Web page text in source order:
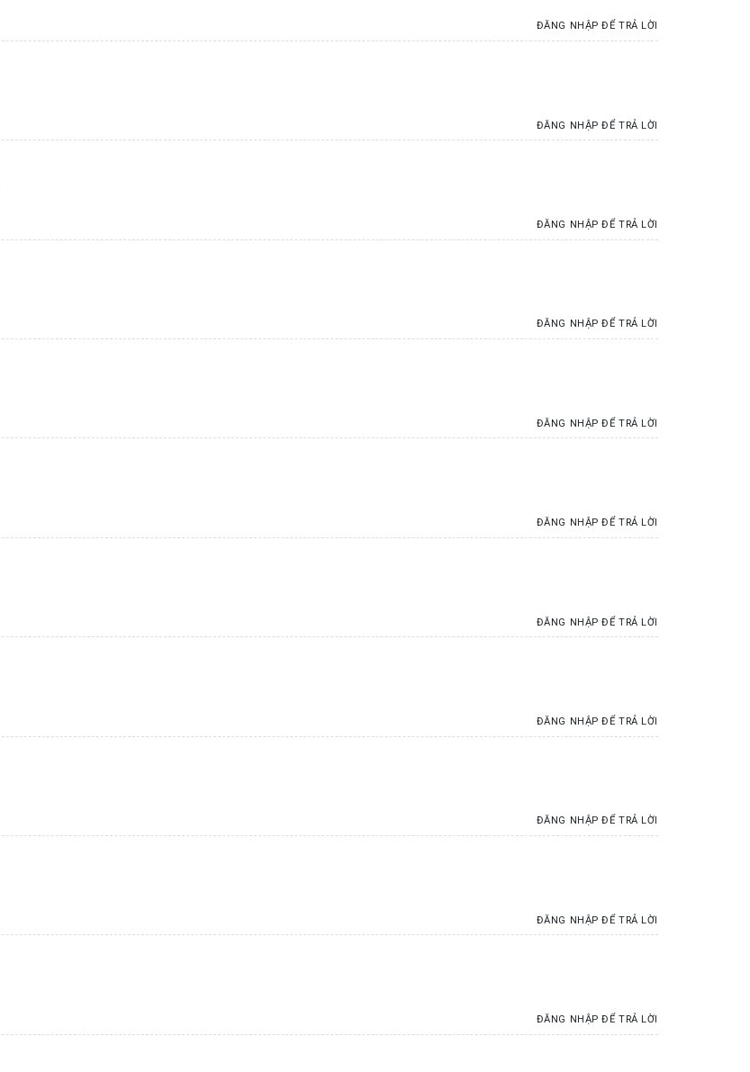
ĐĂNG NHẬP ĐỂ TRẢ LỜI
ĐĂNG NHẬP ĐỂ TRẢ LỜI
ĐĂNG NHẬP ĐỂ TRẢ LỜI
ĐĂNG NHẬP ĐỂ TRẢ LỜI
ĐĂNG NHẬP ĐỂ TRẢ LỜI
ĐĂNG NHẬP ĐỂ TRẢ LỜI
ĐĂNG NHẬP ĐỂ TRẢ LỜI
ĐĂNG NHẬP ĐỂ TRẢ LỜI
ĐĂNG NHẬP ĐỂ TRẢ LỜI
ĐĂNG NHẬP ĐỂ TRẢ LỜI
ĐĂNG NHẬP ĐỂ TRẢ LỜI